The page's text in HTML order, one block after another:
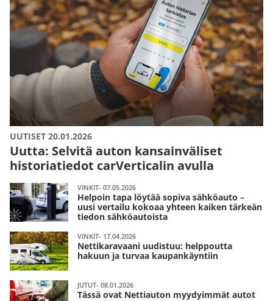
UUTISET 20.01.2026
Uutta: Selvitä auton kansainväliset
historiatiedot carVerticalin avulla
VINKIT- 07.05.2026
Helpoin tapa löytää sopiva sähköauto –
uusi vertailu kokoaa yhteen kaiken tärkeän
tiedon sähköautoista
VINKIT- 17.04.2026
Nettikaravaani uudistuu: helppoutta
hakuun ja turvaa kaupankäyntiin
JUTUT- 08.01.2026
Tässä ovat Nettiauton myydyimmät autot